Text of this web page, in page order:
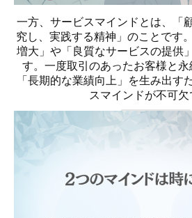
一方、サービスマインドとは、「
究し、実践する精神」のことです
増大」や「良質なサービスの提供
す。一度取引のあったお客様と永
「長期的な業績向上」を生み出す
スマインドが不可欠